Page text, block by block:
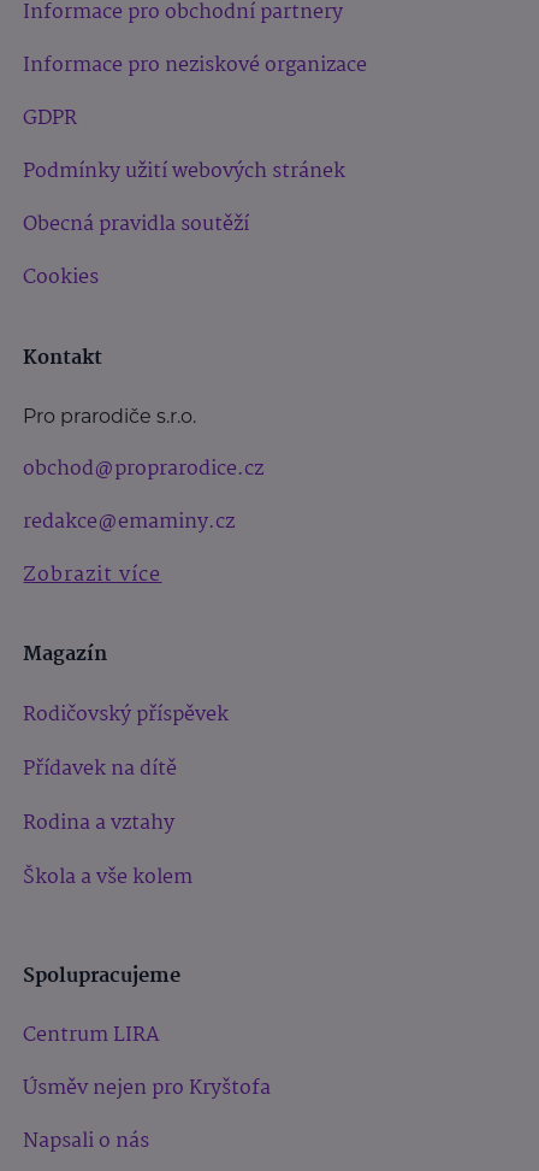
Informace pro obchodní partnery
Informace pro neziskové organizace
GDPR
Podmínky užití webových stránek
Obecná pravidla soutěží
Cookies
Kontakt
Pro prarodiče s.r.o.
obchod@proprarodice.cz
redakce@emaminy.cz
Zobrazit více
Magazín
Rodičovský příspěvek
Přídavek na dítě
Rodina a vztahy
Škola a vše kolem
Spolupracujeme
Centrum LIRA
Úsměv nejen pro Kryštofa
Napsali o nás